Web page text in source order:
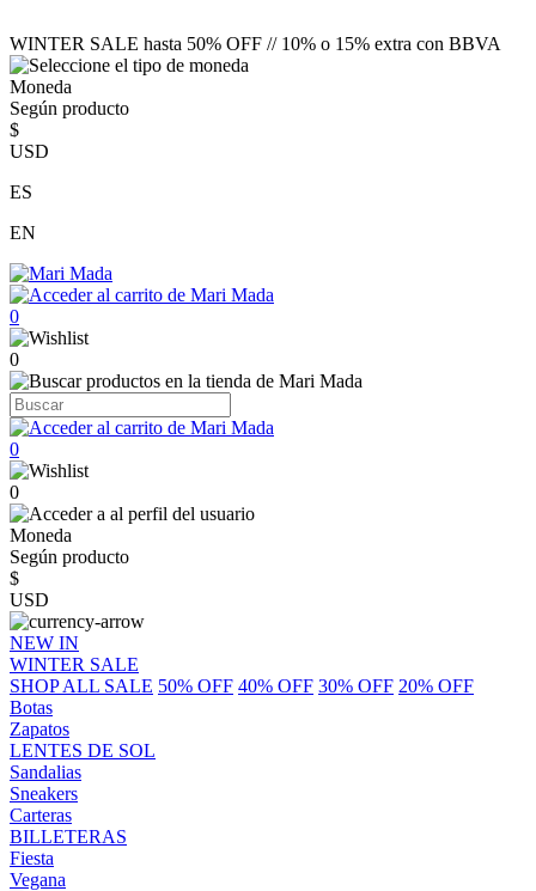
WINTER SALE hasta 50% OFF // 10% o 15% extra con BBVA
Moneda
Según producto
$
USD
ES
EN
0
0
0
0
Moneda
Según producto
$
USD
NEW IN
WINTER SALE
SHOP ALL SALE 50% OFF 40% OFF 30% OFF 20% OFF
Botas
Zapatos
LENTES DE SOL
Sandalias
Sneakers
Carteras
BILLETERAS
Fiesta
Vegana